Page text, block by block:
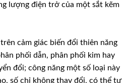
lượng điện trở của một sắt kẽm
cảm giác biến đổi thiên năng
phối dẫn, phân phối kim hay
đổi; công năng một số loại này
số chỉ không thay đổi, có thể tự